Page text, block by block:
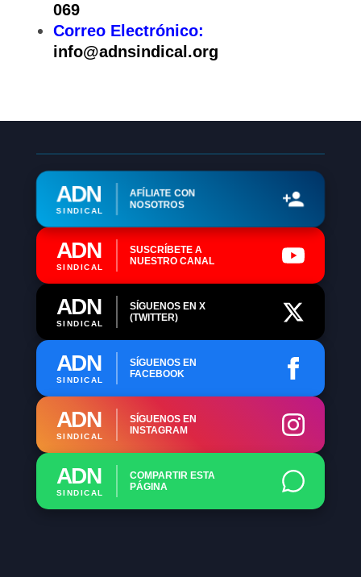
069
Correo Electrónico:
info@adnsindical.org
ADN
SINDICAL
AFÍLIATE CON
NOSOTROS
ADN
SINDICAL
SUSCRÍBETE A
NUESTRO CANAL
ADN
SINDICAL
SÍGUENOS EN X
(TWITTER)
ADN
SINDICAL
SÍGUENOS EN
FACEBOOK
ADN
SINDICAL
SÍGUENOS EN
INSTAGRAM
ADN
SINDICAL
COMPARTIR ESTA
PÁGINA